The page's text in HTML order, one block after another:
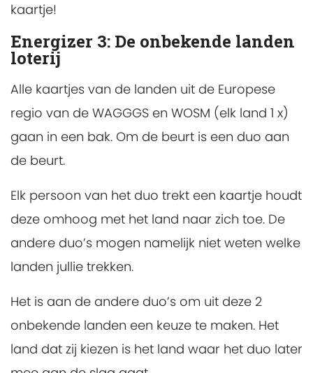
kaartje!
Energizer 3: De onbekende landen
loterij
Alle kaartjes van de landen uit de Europese
regio van de WAGGGS en WOSM (elk land 1 x)
gaan in een bak. Om de beurt is een duo aan
de beurt.
Elk persoon van het duo trekt een kaartje houdt
deze omhoog met het land naar zich toe. De
andere duo’s mogen namelijk niet weten welke
landen jullie trekken.
Het is aan de andere duo’s om uit deze 2
onbekende landen een keuze te maken. Het
land dat zij kiezen is het land waar het duo later